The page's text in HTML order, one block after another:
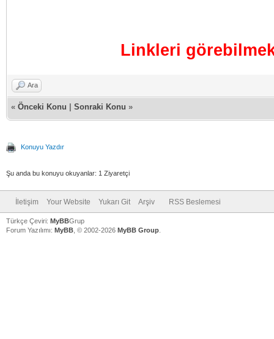
Linkleri
Ara
« Önceki Konu Sonraki Konu »
Konuyu Yazdır
Şu anda bu konuyu okuyanlar: 1 Ziyaretçi
İletişim Your Website Yukarı Git Arşiv RSS Beslemesi
Türkçe Çeviri: MyBBGrup
Forum Yazılımı: MyBB , © 2002-2026 MyBB Group